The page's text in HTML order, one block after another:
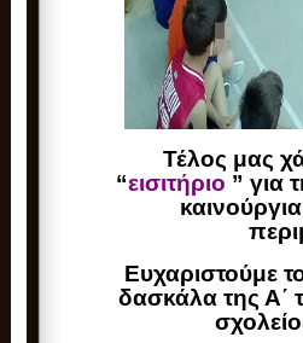
Τέλος μας
“εισιτήριο ” για
Ευχαριστούμε
δασκάλα της Α΄